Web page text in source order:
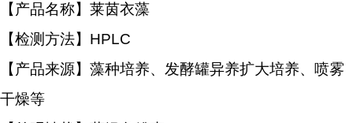
【产品名称】莱茵衣藻
【检测方法】HPLC
【产品来源】藻种培养、发酵罐异养扩大培养、喷雾
干燥等